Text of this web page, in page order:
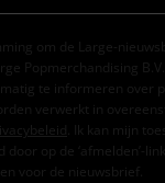
om de Large-
Popmerchandising
te informeren over
verwerkt in
. Ik kan mijn
op de ‘afmelden’-link
voor de nieuwsbrief.